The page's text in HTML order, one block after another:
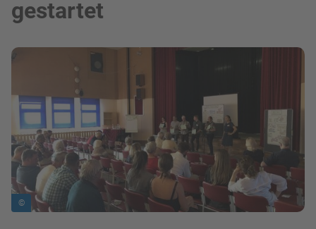
gestartet
Bild in Lightbox zeigen
©